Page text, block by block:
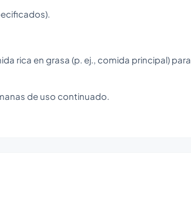
rica en grasa (p. ej., comida principal) para
de uso continuado.